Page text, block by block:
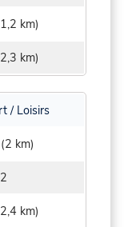
km)
km)
/ Loisirs
km)
2
km)